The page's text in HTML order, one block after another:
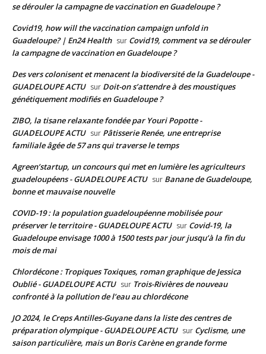
se dérouler la campagne de vaccination en Guadeloupe ?
Covid19, how will the vaccination campaign unfold in
Guadeloupe? | En24 Health sur Covid19, comment va se dérouler
la campagne de vaccination en Guadeloupe ?
Des vers colonisent et menacent la biodiversité de la Guadeloupe -
GUADELOUPE ACTU sur Doit-on s’attendre à des moustiques
génétiquement modifiés en Guadeloupe ?
ZIBO, la tisane relaxante fondée par Youri Popotte -
GUADELOUPE ACTU sur Pâtisserie Renée, une entreprise
familiale âgée de 57 ans qui traverse le temps
Agreen’startup, un concours qui met en lumière les agriculteurs
guadeloupéens - GUADELOUPE ACTU sur Banane de Guadeloupe,
bonne et mauvaise nouvelle
COVID-19 : la population guadeloupéenne mobilisée pour
préserver le territoire - GUADELOUPE ACTU sur Covid-19, la
Guadeloupe envisage 1000 à 1500 tests par jour jusqu’à la fin du
mois de mai
Chlordécone : Tropiques Toxiques, roman graphique de Jessica
Oublié - GUADELOUPE ACTU sur Trois-Rivières de nouveau
confronté à la pollution de l’eau au chlordécone
JO 2024, le Creps Antilles-Guyane dans la liste des centres de
préparation olympique - GUADELOUPE ACTU sur Cyclisme, une
saison particulière, mais un Boris Carène en grande forme